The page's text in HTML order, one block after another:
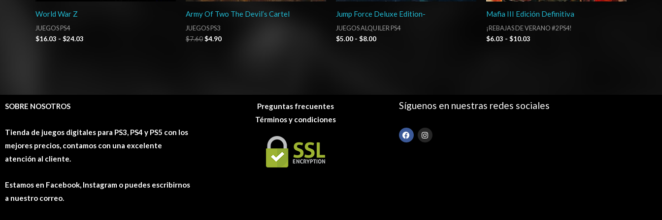
World War Z
JUEGOS PS4
$16.03 - $24.03
Army Of Two The Devil’s Cartel
JUEGOS PS3
$7.60$4.90
Jump Force Deluxe Edition-
JUEGOS ALQUILER PS4
$5.00 - $8.00
Mafia III Edición Definitiva
¡REBAJAS DE VERANO #2 PS4!
$6.03 - $10.03
SOBRE NOSOTROS
Tienda de juegos digitales para PS3, PS4 y PS5 con los
mejores precios, contamos con una excelente
atención al cliente.
Estamos en Facebook, Instagram o puedes escribirnos
a nuestro correo.
Preguntas frecuentes
Términos y condiciones
Síguenos en nuestras redes sociales
F
a
c
I
n
s